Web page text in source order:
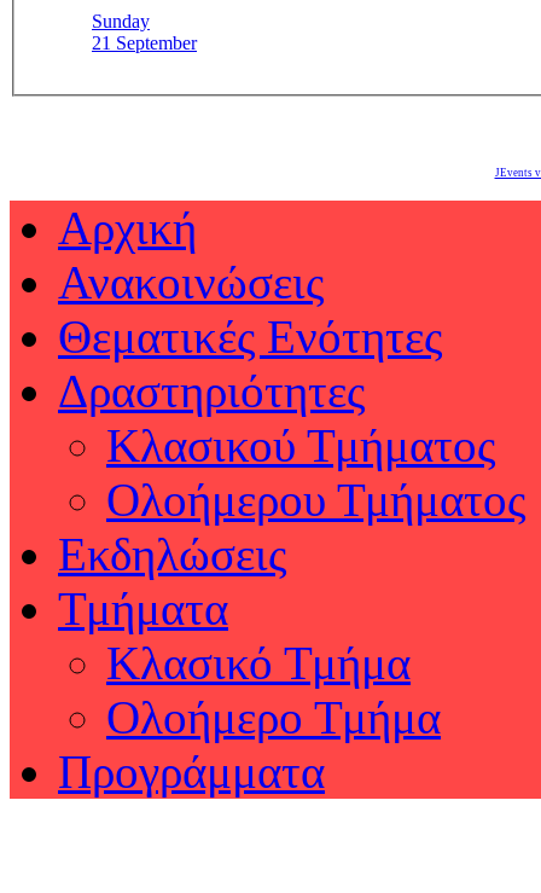
Sunday
21 September
JEvents
Αρχική
Ανακοινώσεις
Θεματικές Ενότητες
Δραστηριότητες
Κλασικού Τμήματος
Ολοήμερου Τμήματος
Εκδηλώσεις
Τμήματα
Κλασικό Τμήμα
Ολοήμερο Τμήμα
Προγράμματα